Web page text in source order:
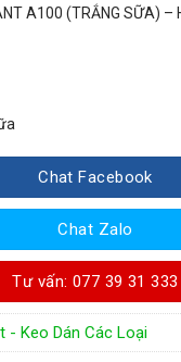
A100 (TRẮNG SỮA) –
Chat Facebook
Chat Zalo
Tư vấn: 077 39 31 333
- Keo Dán Các Loại